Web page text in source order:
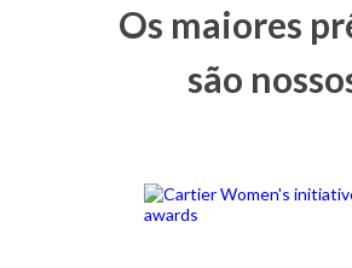
Os maiores
são